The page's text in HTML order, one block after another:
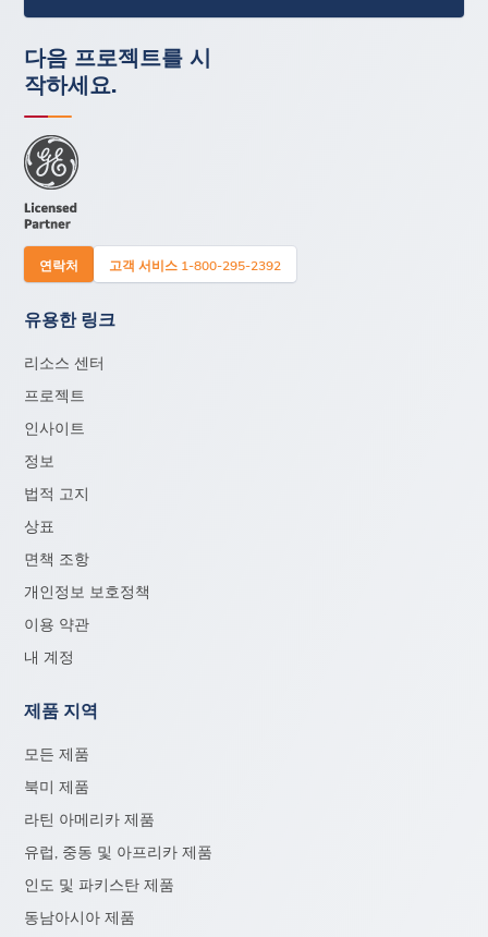
다음 프로젝트를 시
작하세요.
연락처 고객 서비스 1-800-295-2392
유용한 링크
리소스 센터
프로젝트
인사이트
정보
법적 고지
상표
면책 조항
개인정보 보호정책
이용 약관
내 계정
제품 지역
모든 제품
북미 제품
라틴 아메리카 제품
유럽, 중동 및 아프리카 제품
인도 및 파키스탄 제품
동남아시아 제품